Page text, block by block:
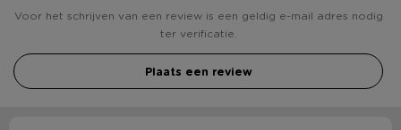
Voor het schrijven van een review is een geldig e-mail adres nodig
ter verificatie.
Plaats een review